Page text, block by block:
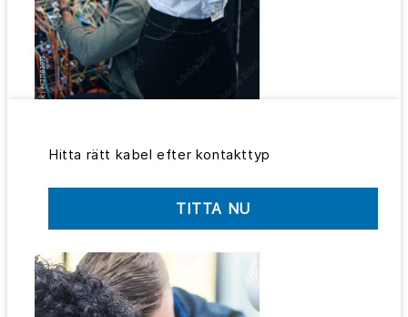
Hitta rätt kabel efter kontakttyp
TITTA NU